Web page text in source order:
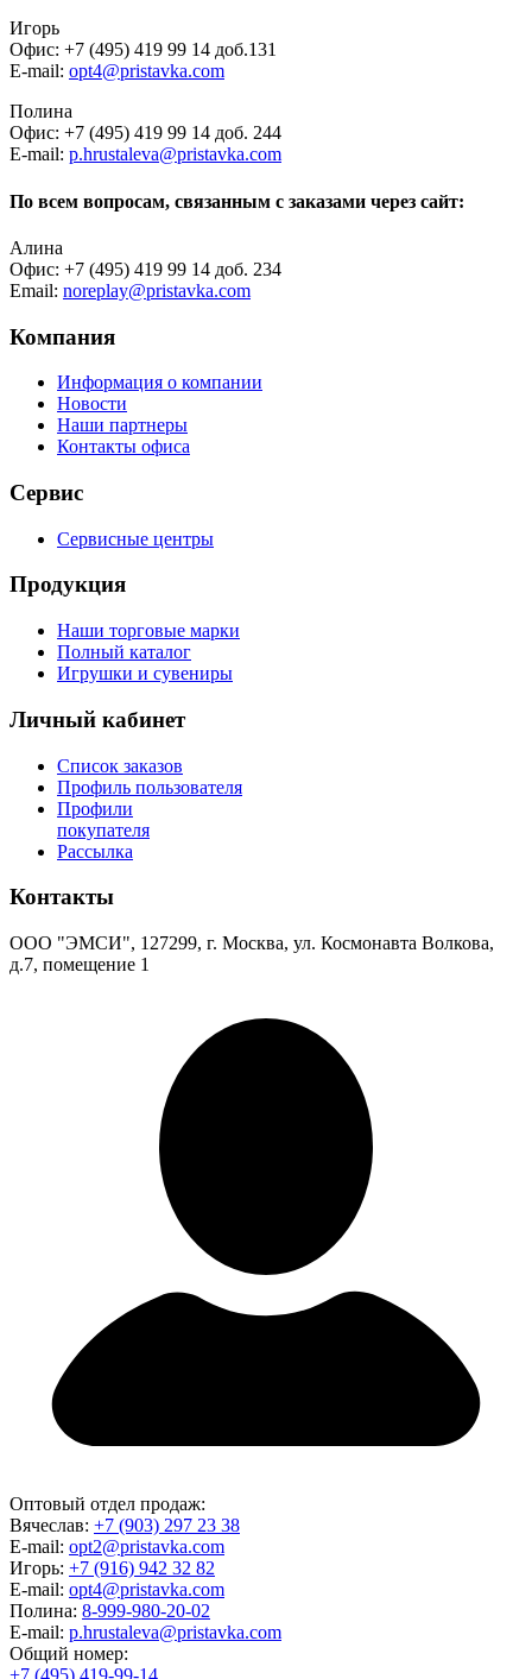
Игорь
Офис: +7 (495) 419 99 14 доб.131
E-mail: opt4@pristavka.com
Полина
Офис: +7 (495) 419 99 14 доб. 244
E-mail: p.hrustaleva@pristavka.com
По всем вопросам, связанным с заказами через сайт:
Алина
Офис: +7 (495) 419 99 14 доб. 234
Email: noreplay@pristavka.com
Компания
Информация о компании
Новости
Наши партнеры
Контакты офиса
Сервис
Сервисные центры
Продукция
Наши торговые марки
Полный каталог
Игрушки и сувениры
Личный кабинет
Список заказов
Профиль пользователя
Профили
покупателя
Рассылка
Контакты
ООО "ЭМСИ", 127299, г. Москва, ул. Космонавта Волкова,
д.7, помещение 1
Оптовый отдел продаж:
Вячеслав: +7 (903) 297 23 38
E-mail: opt2@pristavka.com
Игорь: +7 (916) 942 32 82
E-mail: opt4@pristavka.com
Полина: 8-999-980-20-02
E-mail: p.hrustaleva@pristavka.com
Общий номер:
+7 (495) 419-99-14